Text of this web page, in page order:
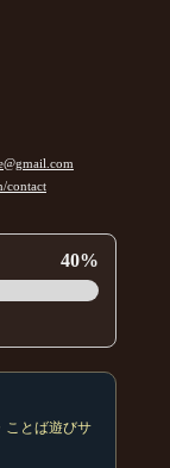
contact
40%
ことば遊びサ